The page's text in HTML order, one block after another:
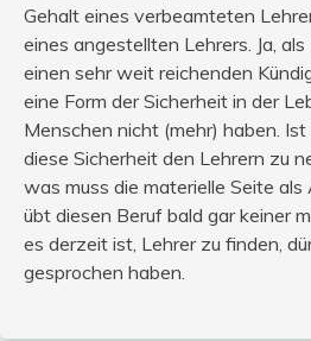
Gehalt eines verbeamteten
eines angestellten Lehrers. Ja,
einen sehr weit reichenden
eine Form der Sicherheit in der
Menschen nicht (mehr) haben. Ist
diese Sicherheit den Lehrern zu
was muss die materielle Seite
übt diesen Beruf bald gar keiner
es derzeit ist, Lehrer zu finden,
gesprochen haben.